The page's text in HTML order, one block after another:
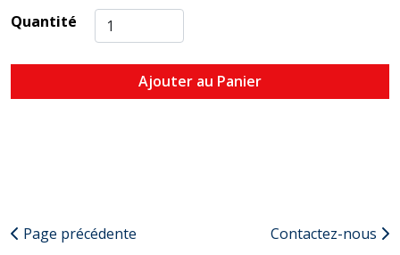
Quantité
Ajouter au Panier
Page précédente Contactez-nous